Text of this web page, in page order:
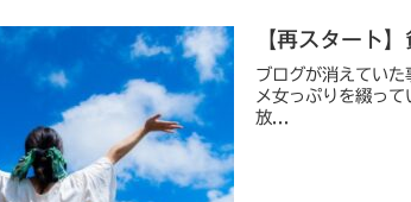
【再スタート
ブログが消えてい
メ女っぷりを綴っ
放...